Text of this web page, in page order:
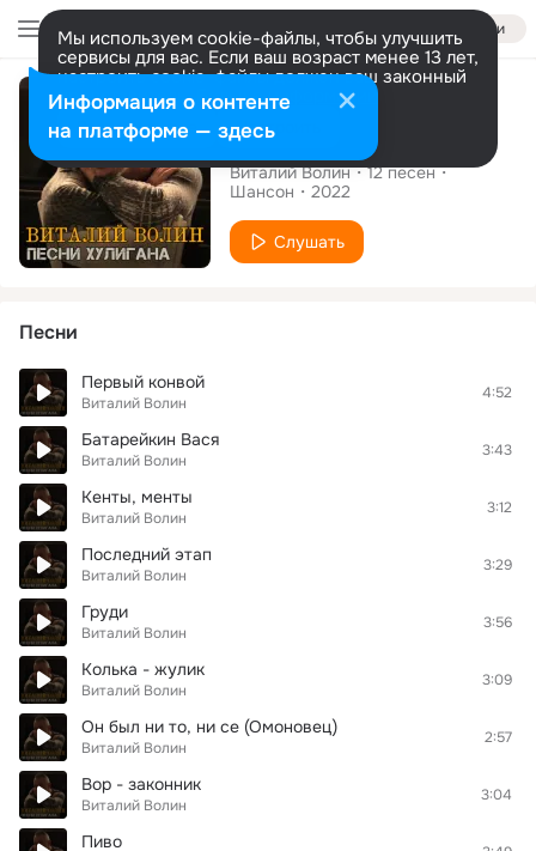
Войти
Мы используем cookie-файлы, чтобы улучшить
сервисы для вас. Если ваш возраст менее 13 лет,
настроить cookie-файлы должен ваш законный
представитель. Больше информации
Разрешить все Настроить
Альбом
Песни хулигана
Виталий Волин 12песен
Шансон
2022
Слушать
Песни
Первый конвой
Виталий Волин
4:52
Батарейкин Вася
Виталий Волин
3:43
Кенты, менты
Виталий Волин
3:12
Последний этап
Виталий Волин
3:29
Груди
Виталий Волин
3:56
Колька - жулик
Виталий Волин
3:09
Он был ни то, ни се (Омоновец)
Виталий Волин
2:57
Вор - законник
Виталий Волин
3:04
Пиво
Информация о контенте
на платформе — здесь